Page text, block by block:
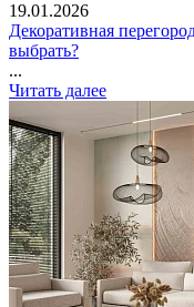
19.01.2026
Декоративная
выбрать?
...
Читать далее